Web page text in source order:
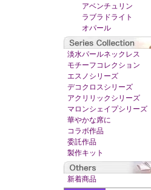
アベンチュリン
ラブラドライト
オパール
淡水パールネックレス
モチーフコレクション
エスノシリーズ
デコクロスシリーズ
アクリリックシリーズ
マロンシェイプシリーズ
華やかな席に
コラボ作品
委託作品
製作キット
新着商品